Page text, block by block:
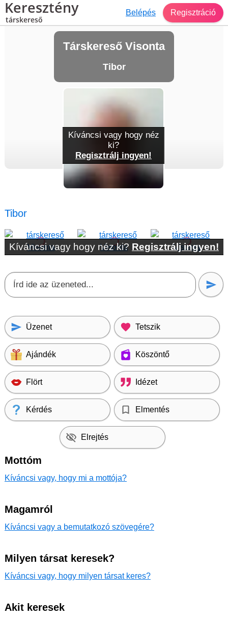
Keresztény
társkereső
Belépés Regisztráció
Társkereső Visonta
Tibor
Tibor
Kíváncsi vagy hogy néz ki? Regisztrálj ingyen!
Üzenet Tetszik
Ajándék Köszöntő
Flört Idézet
Kérdés Elmentés
Elrejtés
Mottóm
Kíváncsi vagy, hogy mi a mottója?
Magamról
Kíváncsi vagy a bemutatkozó szövegére?
Milyen társat keresek?
Kíváncsi vagy, hogy milyen társat keres?
Akit keresek
Kíváncsi vagy hogy néz
ki?
Regisztrálj ingyen!